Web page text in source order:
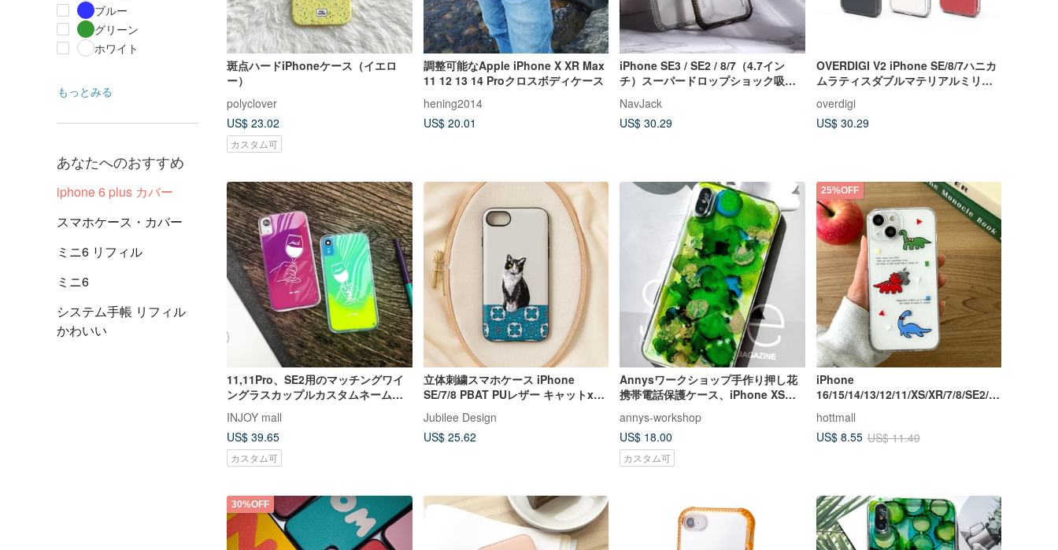
ブルー
グリーン
ホワイト
もっとみる
あなたへのおすすめ
iphone 6 plus カバー
スマホケース・カバー
ミニ6 リフィル
ミニ6
システム手帳 リフィル
かわいい
斑点ハードiPhoneケース（イエロ
ー）
polyclover
US$ 23.02
カスタム可
調整可能なApple iPhone X XR Max
11 12 13 14 Proクロスボディケース
hening2014
US$ 20.01
iPhone SE3 / SE2 / 8/7（4.7イン
チ）スーパードロップショック吸収
空気圧保護ケースフォグホワイト
NavJack
US$ 30.29
OVERDIGI V2 iPhone SE/8/7ハニカ
ムラティスダブルマテリアルミリタ
リースタンダード耐衝撃性透明ケー
ス
overdigi
US$ 30.29
11,11Pro、SE2用のマッチングワイ
ングラスカップルカスタムネーム
INJOY mall
US$ 39.65
カスタム可
立体刺繍スマホケース iPhone
SE/7/8 PBAT PUレザー キャットxラ
Jubilee Design
US$ 25.62
Annysワークショップ手作り押し花
携帯電話保護ケース、iPhone XS
annys-workshop
US$ 18.00
カスタム可
25%OFF
iPhone
16/15/14/13/12/11/XS/XR/7/8/SE2/S
hottmall
US$ 8.55 US$ 11.40
30%OFF